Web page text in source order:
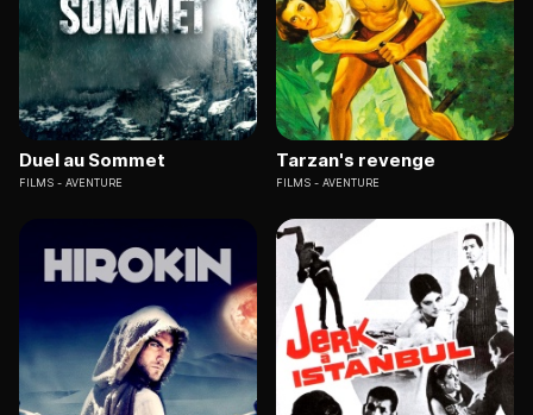
Duel au Sommet
FILMS AVENTURE
Tarzan's revenge
FILMS AVENTURE